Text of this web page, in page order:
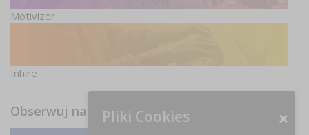
Motivizer
Inhire
Obserwuj nas Pliki Cookies